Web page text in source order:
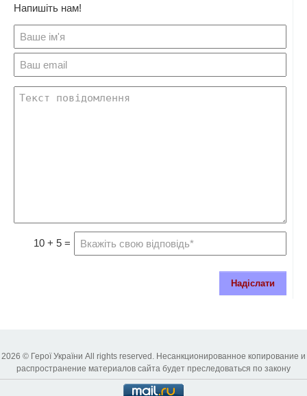
Напишіть нам!
10 + 5 =
Надіслати
2026 © Герої України All rights reserved. Несанкционированное копирование и
распространение материалов сайта будет преследоваться по закону